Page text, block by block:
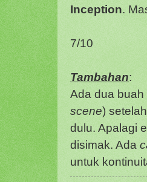
Inception.
7/10
Tambahan:
Ada dua
scene)
dulu. Apalagi
disimak. Ada
untuk